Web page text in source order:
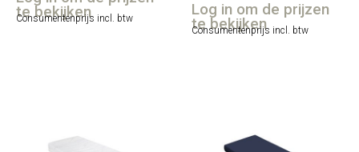
te bekijken
Consumentenprijs incl. btw
Log in om de prijzen
te bekijken
Consumentenprijs incl. btw